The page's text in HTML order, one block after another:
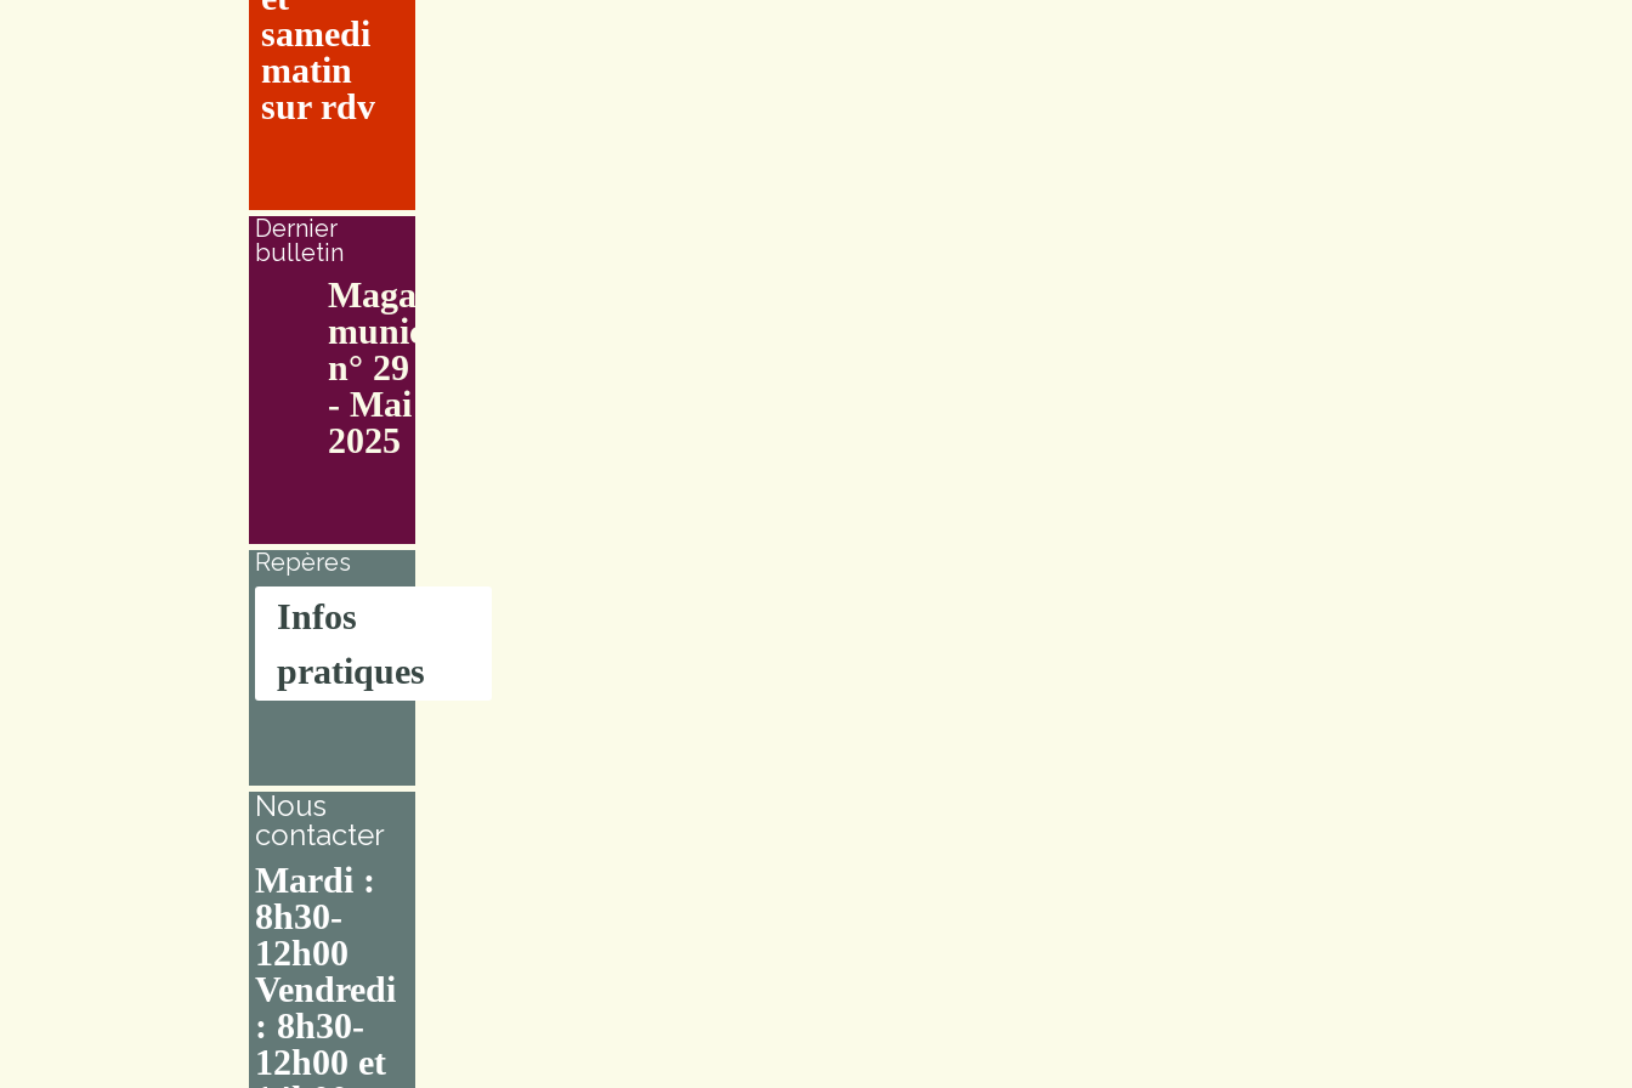
samedi
matin
sur rdv
Dernier
bulletin
Magazine
municipal
n° 29
- Mai
2025
Repères
Infos
pratiques
Nous
contacter
Mardi :
8h30-
12h00
Vendredi
: 8h30-
12h00 et